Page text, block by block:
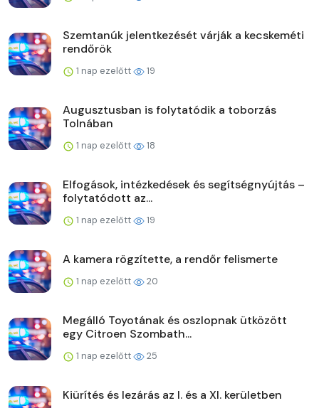
Szemtanúk jelentkezését várják a kecskeméti
rendőrök
1 nap ezelőtt 19
Augusztusban is folytatódik a toborzás
Tolnában
1 nap ezelőtt 18
Elfogások, intézkedések és segítségnyújtás –
folytatódott az...
1 nap ezelőtt 19
A kamera rögzítette, a rendőr felismerte
1 nap ezelőtt 20
Megálló Toyotának és oszlopnak ütközött
egy Citroen Szombath...
1 nap ezelőtt 25
Kiürítés és lezárás az I. és a XI. kerületben